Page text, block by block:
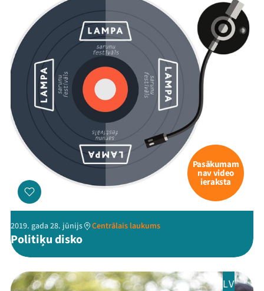
Pasākumam
nav video
ieraksta
2019. gada 28. jūnijs Centrālais laukums
Politiķu disko
LV